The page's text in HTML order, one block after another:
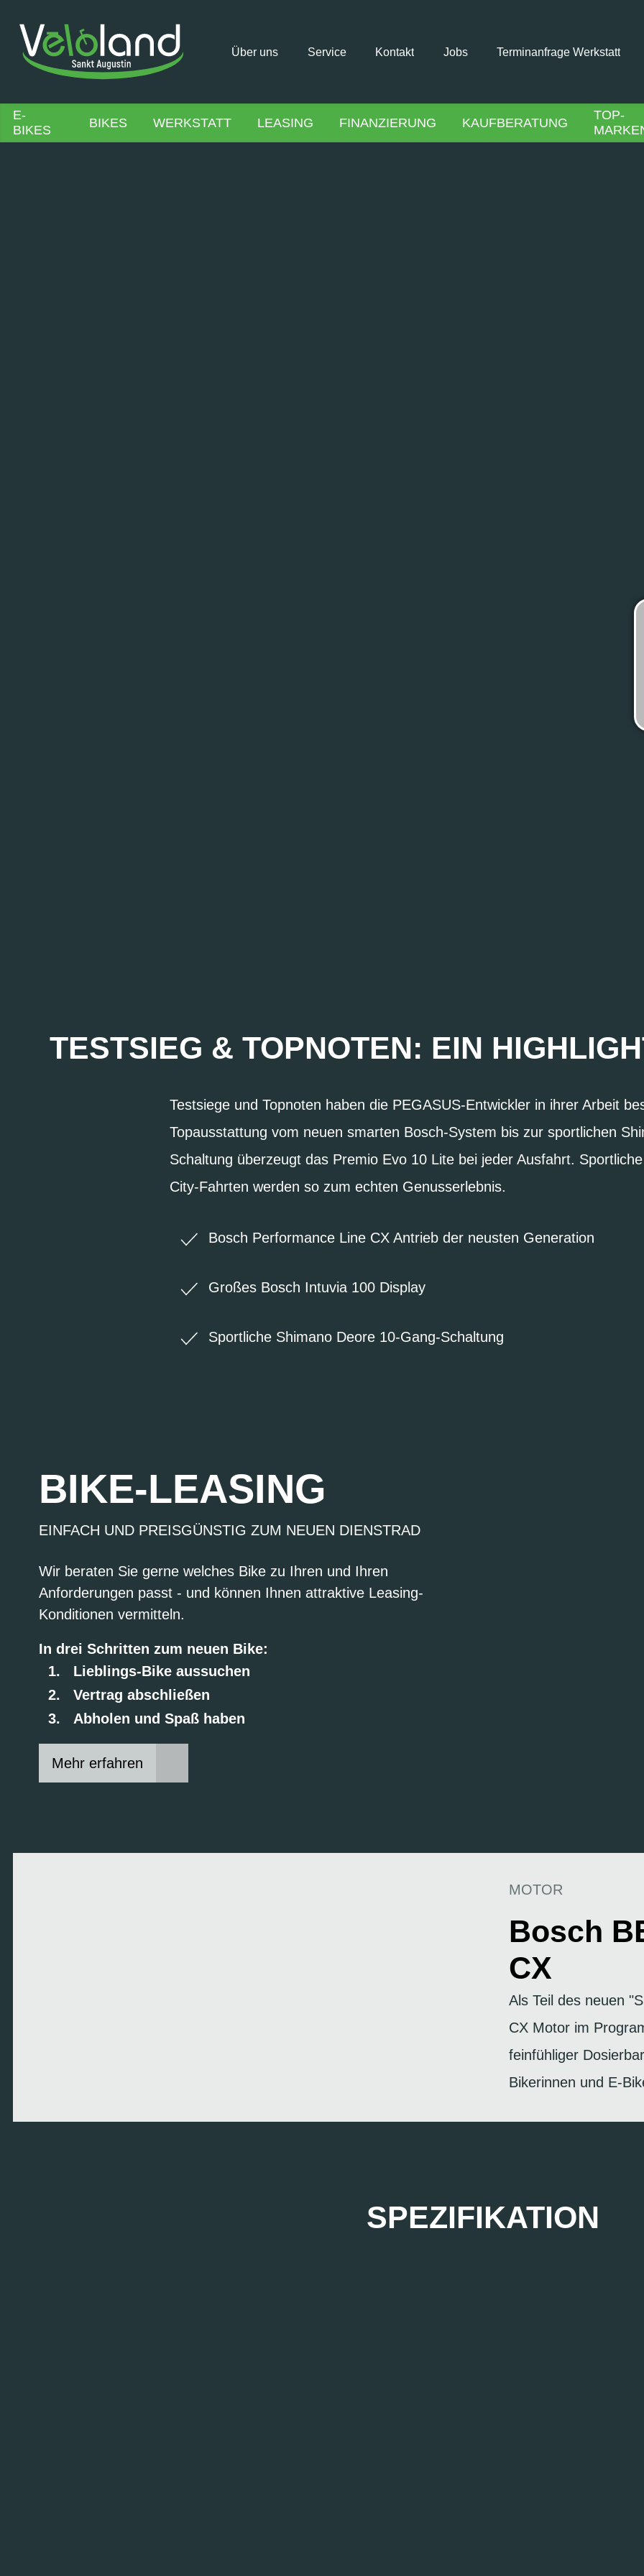
Über uns Service Kontakt Jobs Terminanfrage Werkstatt
E-
BIKES
BIKES WERKSTATT LEASING FINANZIERUNG KAUFBERATUNG
TOP-
TESTSIEG & TOPNOTEN: EIN
Testsiege und Topnoten haben die PEGASUS-Entwickler in ihrer Arbeit
Topausstattung vom neuen smarten Bosch-System bis zur sportlichen
Schaltung überzeugt das Premio Evo 10 Lite bei jeder Ausfahrt.
City-Fahrten werden so zum echten Genusserlebnis.
Bosch Performance Line CX Antrieb der neusten Generation
Großes Bosch Intuvia 100 Display
Sportliche Shimano Deore 10-Gang-Schaltung
BIKE-LEASING
EINFACH UND PREISGÜNSTIG ZUM NEUEN DIENSTRAD
Wir beraten Sie gerne welches Bike zu Ihren und Ihren
Anforderungen passt - und können Ihnen attraktive Leasing-
Konditionen vermitteln.
In drei Schritten zum neuen Bike:
Lieblings-Bike aussuchen
Vertrag abschließen
Abholen und Spaß haben
Mehr erfahren
MOTOR
Bosch
CX
Als Teil des neuen
CX Motor im
feinfühliger
Bikerinnen und E-
SPEZIFIKATION